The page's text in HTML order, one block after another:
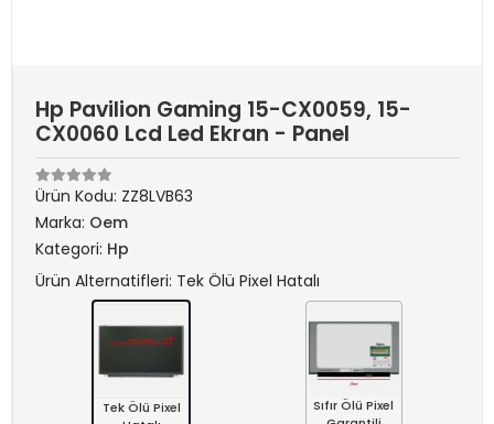
Hp Pavilion Gaming 15-CX0059, 15-
CX0060 Lcd Led Ekran - Panel
Ürün Kodu: ZZ8LVB63
Marka: Oem
Kategori: Hp
Ürün Alternatifleri: Tek Ölü Pixel Hatalı
Tek Ölü Pixel
Sıfır Ölü Pixel